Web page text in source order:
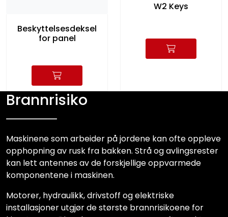
Beskyttelsesdeksel
for panel
W2 Keys
Brannrisiko
Maskinene som arbeider på jordene kan ofte oppleve
opphopning av rusk fra bakken. Strå og avlingsrester
kan lett antennes av de forskjellige oppvarmede
komponentene i maskinen.
Motorer, hydraulikk, drivstoff og elektriske
installasjoner utgjør de største brannrisikoene for